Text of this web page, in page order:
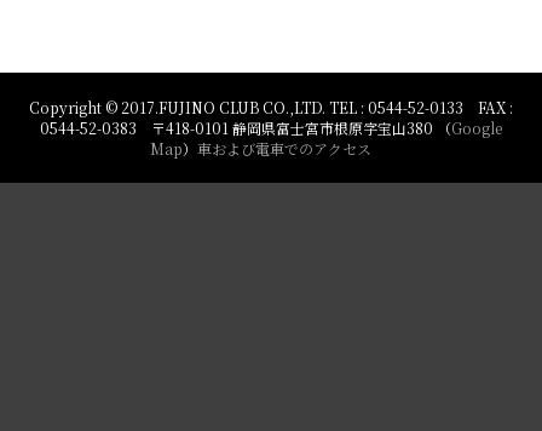
Copyright © 2017.FUJINO CLUB CO.,LTD. TEL : 0544-52-0133 FAX :
0544-52-0383 〒418-0101 静岡県富士宮市根原字宝山380 （Google
Map） 車および電車でのアクセス